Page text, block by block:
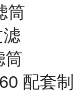
筒
筒
配套制